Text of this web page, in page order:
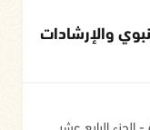
والإرشادات
الرابع عشر